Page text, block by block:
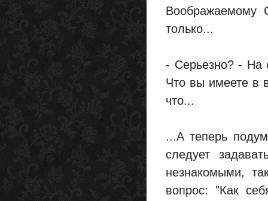
Воображаемому
только...
- Серьезно? - На
Что вы имеете в
что...
...А теперь
следует
незнакомыми,
вопрос: "Как